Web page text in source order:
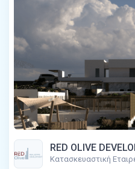
RED OLIVE
Κατασκευαστική